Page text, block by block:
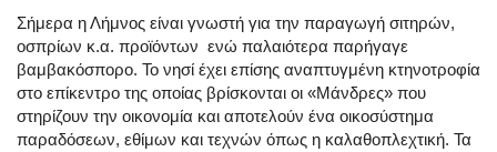
Σήμερα η Λήμνος είναι γνωστή για την παραγωγή σιτηρών,
οσπρίων κ.α. προϊόντων ενώ παλαιότερα παρήγαγε
βαμβακόσπορο. Το νησί έχει επίσης αναπτυγμένη κτηνοτροφία
στο επίκεντρο της οποίας βρίσκονται οι «Μάνδρες» που
στηρίζουν την οικονομία και αποτελούν ένα οικοσύστημα
παραδόσεων, εθίμων και τεχνών όπως η καλαθοπλεχτική. Τα